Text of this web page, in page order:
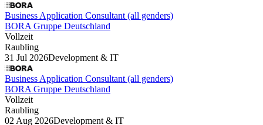
Business Application Consultant (all genders)
BORA Gruppe Deutschland
Vollzeit
Raubling
31 Jul 2026Development & IT
Business Application Consultant (all genders)
BORA Gruppe Deutschland
Vollzeit
Raubling
02 Aug 2026Development & IT